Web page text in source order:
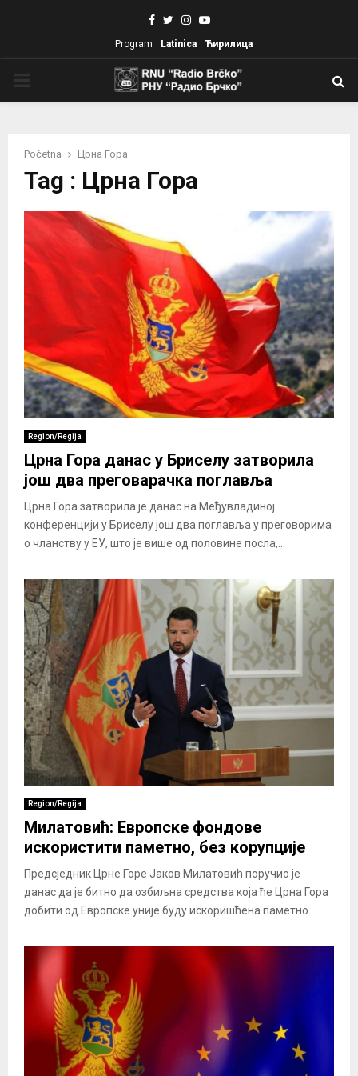
Facebook
TwitterInstagram
Youtube
Program Latinica Ћирилица
Početna Црна Гора
Tag : Црна Гора
Region/Regija
Црна Гора данас у Бриселу затворила
још два преговарачка поглавља
Црна Гора затворила је данас на Међувладиној
конференцији у Бриселу још два поглавља у преговорима
о чланству у ЕУ, што је више од половине посла,...
Region/Regija
Милатовић: Европске фондове
искористити паметно, без корупције
Предсједник Црне Горе Јаков Милатовић поручио је
данас да је битно да озбиљна средства која ће Црна Гора
добити од Европске уније буду искоришћена паметно...